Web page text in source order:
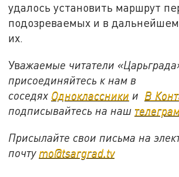
удалось установить маршрут
подозреваемых и в
их.
Уважаемые читатели
присоединяйтесь к нам в
соседях Одноклассники и В
подписывайтесь на наш
Присылайте свои письма на
почту mo@tsargrad.tv